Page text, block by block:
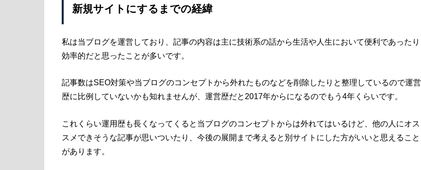
新規サイトにするまでの経緯
私は当ブログを運営しており、記事の内容は主に技術系の話から生活や人生において便利であったり
効率的だと思ったことが多いです。
記事数はSEO対策や当ブログのコンセプトから外れたものなどを削除したりと整理しているので運営
歴に比例していないかも知れませんが、運営歴だと2017年からになるのでもう4年くらいです。
これくらい運用歴も長くなってくると当ブログのコンセプトからは外れてはいるけど、他の人にオス
スメできそうな記事が思いついたり、今後の展開まで考えると別サイトにした方がいいと思えること
があります。